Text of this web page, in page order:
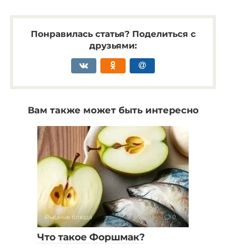
Понравилась статья? Поделиться с
друзьями:
Вам также может быть интересно
Рыбные блюда 0
Что такое Форшмак?